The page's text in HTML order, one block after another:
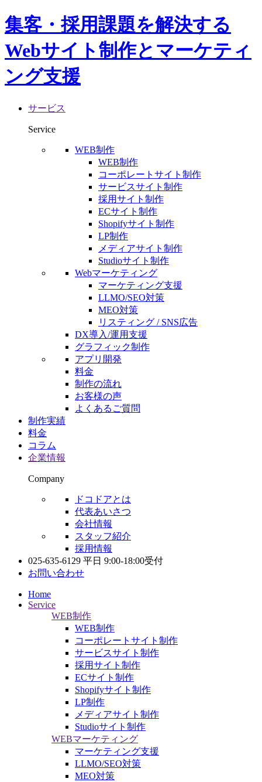
集客・採用課題を解決する
Webサイト制作とマーケティ
ング支援
サービス
Service
WEB制作
WEB制作
コーポレートサイト制作
サービスサイト制作
採用サイト制作
ECサイト制作
Shopifyサイト制作
LP制作
メディアサイト制作
Studioサイト制作
Webマーケティング
マーケティング支援
LLMO/SEO対策
MEO対策
リスティング / SNS広告
DX導入/運用支援
グラフィック制作
アプリ開発
料金
制作の流れ
お客様の声
よくあるご質問
制作実績
料金
コラム
企業情報
Company
ドコドアとは
代表あいさつ
会社情報
スタッフ紹介
採用情報
025-635-6129 平日 9:00-18:00受付
お問い合わせ
Home
Service
WEB制作
WEB制作
コーポレートサイト制作
サービスサイト制作
採用サイト制作
ECサイト制作
Shopifyサイト制作
LP制作
メディアサイト制作
Studioサイト制作
WEBマーケティング
マーケティング支援
LLMO/SEO対策
MEO対策